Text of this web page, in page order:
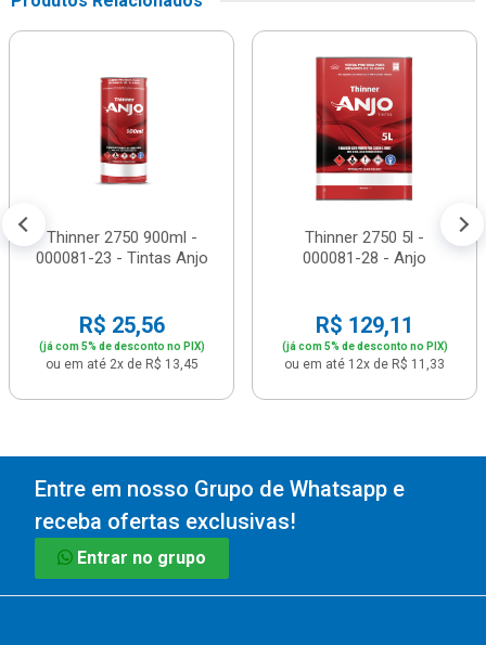
Thinner 2750 900ml -
000081-23 - Tintas Anjo
R$ 25,56
(já com 5% de desconto no PIX)
ou em até 2x de R$ 13,45
Thinner 2750 5l -
000081-28 - Anjo
R$ 129,11
(já com 5% de desconto no PIX)
ou em até 12x de R$ 11,33
Entre em nosso Grupo de Whatsapp e
receba ofertas exclusivas!
Entrar no grupo